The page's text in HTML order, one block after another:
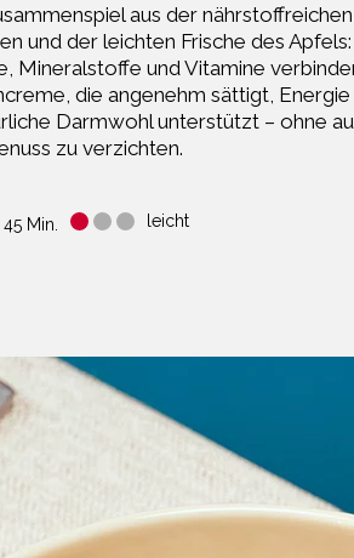
aus der nährstoffreichen
und der leichten Frische des Apfels:
Mineralstoffe und Vitamine
die angenehm sättigt, Energie
Darmwohl unterstützt – ohne
zu verzichten.
45 Min. leicht